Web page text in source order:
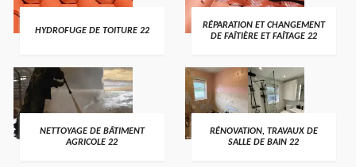
HYDROFUGE DE TOITURE 22
RÉPARATION ET CHANGEMENT
DE FAÎTIÈRE ET FAÎTAGE 22
NETTOYAGE DE BÂTIMENT
AGRICOLE 22
RÉNOVATION, TRAVAUX DE
SALLE DE BAIN 22